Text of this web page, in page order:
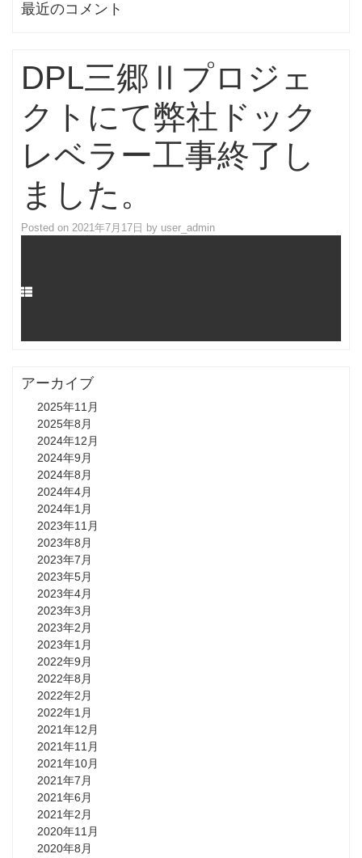
最近のコメント
DPL三郷Ⅱプロジェ
クトにて弊社ドック
レベラー工事終了し
ました。
Posted on 2021年7月17日 by user_admin
アーカイブ
2025年11月
2025年8月
2024年12月
2024年9月
2024年8月
2024年4月
2024年1月
2023年11月
2023年8月
2023年7月
2023年5月
2023年4月
2023年3月
2023年2月
2023年1月
2022年9月
2022年8月
2022年2月
2022年1月
2021年12月
2021年11月
2021年10月
2021年7月
2021年6月
2021年2月
2020年11月
2020年8月